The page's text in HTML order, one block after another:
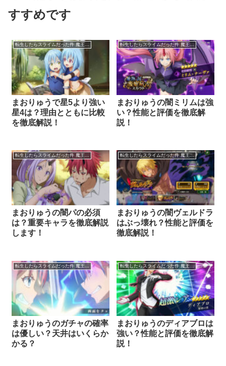
すすめです
転生したらスライムだった件 魔王と竜の建国譚
まおりゅうで星5より強い
星4は？理由とともに比較
を徹底解説！
転生したらスライムだった件 魔王と竜の建国譚
まおりゅうの闇ミリムは強
い？性能と評価を徹底解
説！
まおりゅうの闇パの必須
は？重要キャラを徹底解説
します！
転生したらスライムだった件 魔王と竜の建国譚
まおりゅうの闇ヴェルドラ
はぶっ壊れ？性能と評価を
徹底解説！
まおりゅうのガチャの確率
は優しい？天井はいくらか
かる？
転生したらスライムだった件 魔王と竜の建国譚
まおりゅうのディアブロは
強い？性能と評価を徹底解
説！